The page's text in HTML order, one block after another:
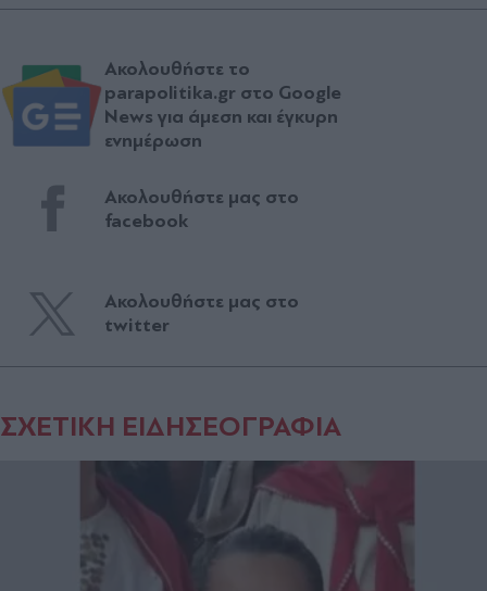
Ακολουθήστε το
parapolitika.gr στο Google
News για άμεση και έγκυρη
ενημέρωση
Ακολουθήστε μας στο
facebook
Ακολουθήστε μας στο
twitter
ΣΧΕΤΙΚΗ ΕΙΔΗΣΕΟΓΡΑΦΙΑ